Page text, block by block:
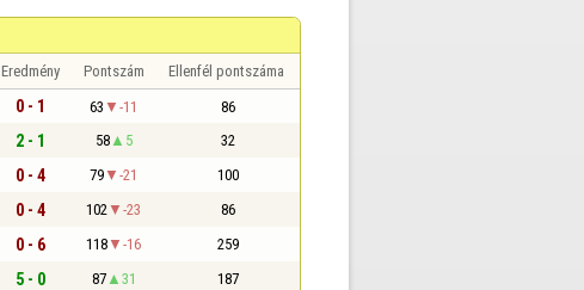
Eredmény Pontszám Ellenfél pontszáma
0 - 1 63 -11 86
2 - 1 58 5 32
0 - 4 79 -21 100
0 - 4 102 -23 86
0 - 6 118 -16 259
5 - 0 87 31 187